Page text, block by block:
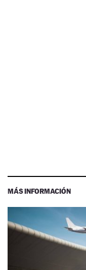
MÁS INFORMACIÓN